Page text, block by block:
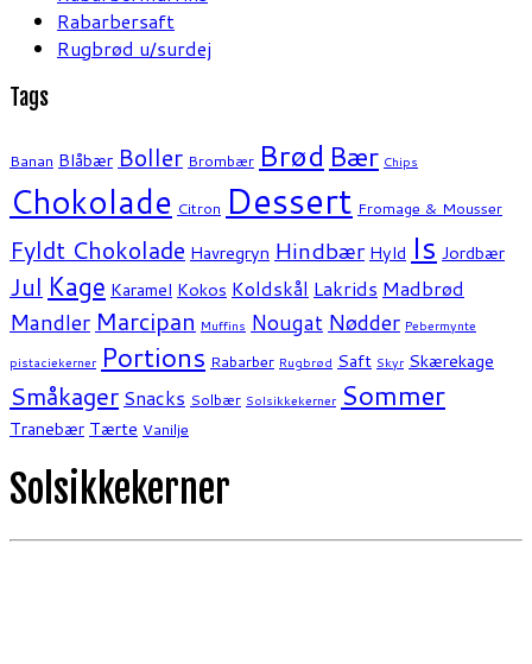
Rabarbersaft
Rugbrød u/surdej
Tags
Banan Blåbær Boller Brombær Brød Bær Chips
Chokolade Citron Dessert Fromage & Mousser
Fyldt Chokolade Havregryn Hindbær Hyld Is Jordbær
Jul Kage Karamel Kokos Koldskål Lakrids Madbrød
Mandler Marcipan Muffins Nougat Nødder Pebermynte
pistaciekerner Portions Rabarber Rugbrød Saft Skyr Skærekage
Småkager Snacks Solbær Solsikkekerner Sommer
Tranebær Tærte Vanilje
Solsikkekerner